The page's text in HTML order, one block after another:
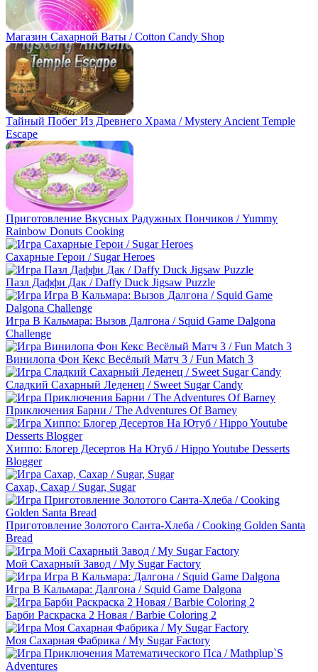
Магазин Сахарной Ваты / Cotton Candy Shop
Тайный Побег Из Древнего Храма / Mystery Ancient Temple
Escape
Приготовление Вкусных Радужных Пончиков / Yummy
Rainbow Donuts Cooking
Сахарные Герои / Sugar Heroes
Пазл Даффи Дак / Daffy Duck Jigsaw Puzzle
Игра В Кальмара: Вызов Далгона / Squid Game Dalgona
Challenge
Винилопа Фон Кекс Весёлый Матч 3 / Fun Match 3
Сладкий Сахарный Леденец / Sweet Sugar Candy
Приключения Барни / The Adventures Of Barney
Хиппо: Блогер Десертов На Ютуб / Hippo Youtube Desserts
Blogger
Сахар, Сахар / Sugar, Sugar
Приготовление Золотого Санта-Хлеба / Cooking Golden Santa
Bread
Мой Сахарный Завод / My Sugar Factory
Игра В Кальмара: Далгона / Squid Game Dalgona
Барби Раскраска 2 Новая / Barbie Coloring 2
Моя Сахарная Фабрика / My Sugar Factory